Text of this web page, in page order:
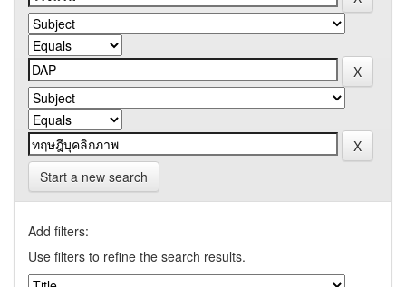
Start a new search
Add filters:
Use filters to refine the search results.